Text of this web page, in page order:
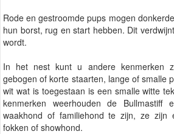
Rode en gestroomde pups mogen
hun borst, rug en start hebben. Dit
wordt.
In het nest kunt u andere kenmerken
gebogen of korte staarten, lange of smalle
wit wat is toegestaan is een smalle witte
kenmerken weerhouden de
waakhond of familiehond te zijn, ze zijn
fokken of showhond.